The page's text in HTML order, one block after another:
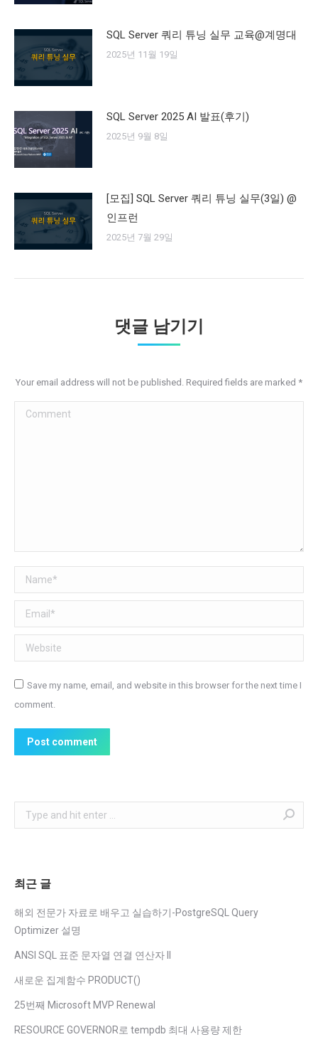
SQL Server 쿼리 튜닝 실무 교육@계명대
2025년 11월 19일
SQL Server 2025 AI 발표(후기)
2025년 9월 8일
[모집] SQL Server 쿼리 튜닝 실무(3일) @
인프런
2025년 7월 29일
댓글 남기기
Your email address will not be published. Required fields are marked *
Comment
Name *
Email *
Website
Save my name, email, and website in this browser for the next time I
comment.
Post comment
Search:
최근 글
해외 전문가 자료로 배우고 실습하기-PostgreSQL Query
Optimizer 설명
ANSI SQL 표준 문자열 연결 연산자 II
새로운 집계함수 PRODUCT()
25번째 Microsoft MVP Renewal
RESOURCE GOVERNOR로 tempdb 최대 사용량 제한